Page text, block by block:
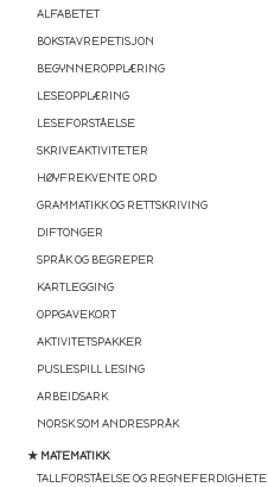
ALFABETET
BOKSTAVREPETISJON
BEGYNNEROPPLÆRING
LESEOPPLÆRING
LESEFORSTÅELSE
SKRIVEAKTIVITETER
HØYFREKVENTE ORD
GRAMMATIKK OG RETTSKRIVING
DIFTONGER
SPRÅK OG BEGREPER
KARTLEGGING
OPPGAVEKORT
AKTIVITETSPAKKER
PUSLESPILL LESING
ARBEIDSARK
NORSK SOM ANDRESPRÅK
★ MATEMATIKK
TALLFORSTÅELSE OG